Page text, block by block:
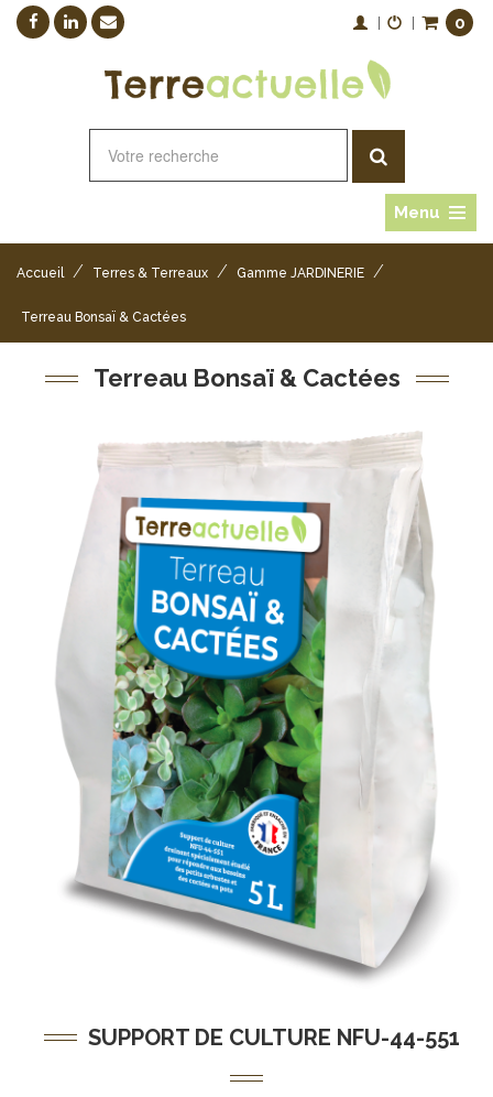
0
Menu
Accueil / Terres & Terreaux / Gamme JARDINERIE /
Terreau Bonsaï & Cactées
Terreau Bonsaï & Cactées
SUPPORT DE CULTURE NFU-44-551